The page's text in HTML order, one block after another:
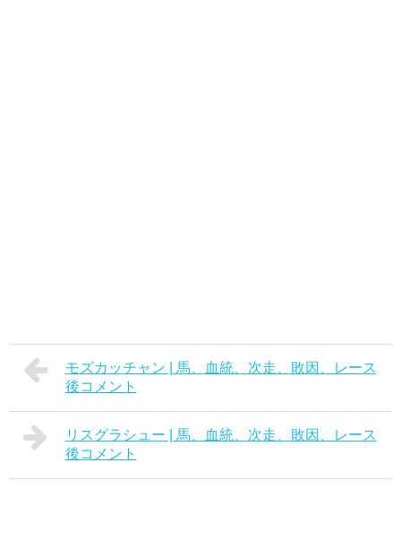
モズカッチャン | 馬、血統、次走、敗因、レース
後コメント
リスグラシュー | 馬、血統、次走、敗因、レース
後コメント